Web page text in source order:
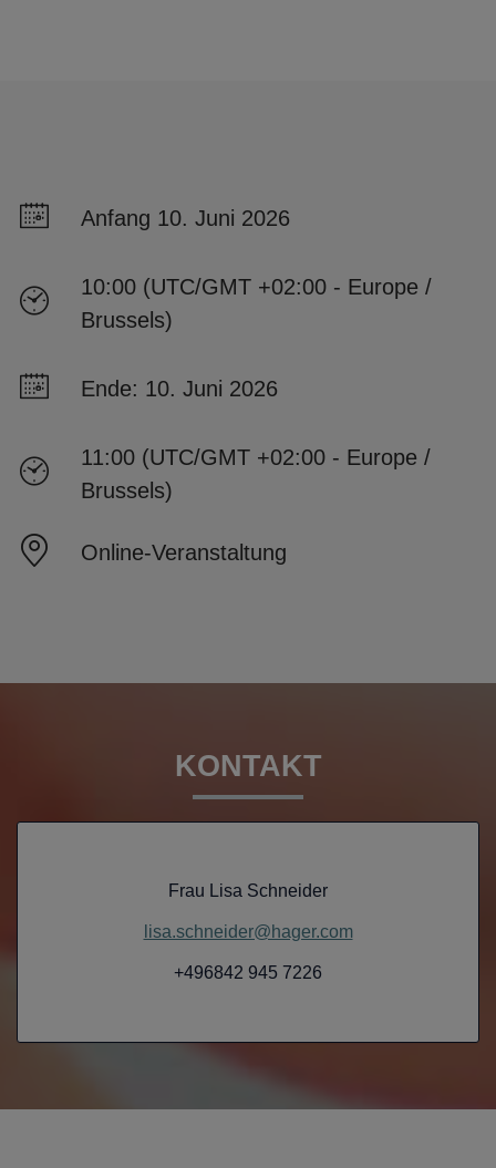
Anfang 10. Juni 2026
10:00 (UTC/GMT +02:00 - Europe /
Brussels)
Ende: 10. Juni 2026
11:00 (UTC/GMT +02:00 - Europe /
Brussels)
Online-Veranstaltung
KONTAKT
Frau Lisa Schneider
lisa.schneider@hager.com
+496842 945 7226